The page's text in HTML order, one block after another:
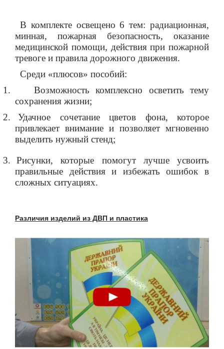
В комплекте освещено 6 тем: радиационная,
минная, пожарная безопасность, оказание
медицинской помощи, действия при пожарной
тревоге и правила дорожного движения.
Среди «плюсов» пособий:
1.
Возможность комплексно осветить тему
сохранения жизни;
2.
Удачное сочетание цветов фона, которое
привлекает внимание и позволяет мгновенно
выделить нужный стенд;
3.
Рисунки, которые помогут лучше усвоить
правильные действия и избежать ошибок в
сложных ситуациях.
Различия изделий из ДВП и пластика